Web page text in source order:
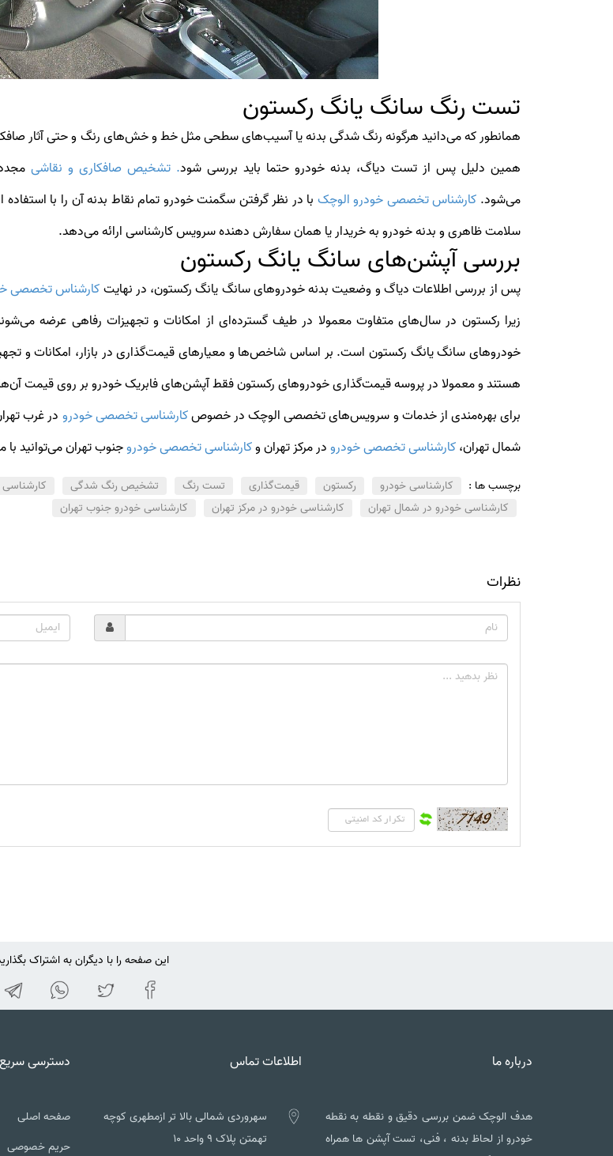
تست رنگ سانگ یانگ رکستون
همانطور که می‌دانید هرگونه رنگ شدگی بدنه یا آسیب‌های سطحی مثل خط و خش‌های رنگ و حتی آثار
همین دلیل پس از تست دیاگ، بدنه خودرو حتما باید بررسی شود. تشخیص صافکاری و نقاشی
می‌شود. کارشناس تخصصی خودرو الوچک با در نظر گرفتن سگمنت خودرو تمام نقاط بدنه آن را با
سلامت ظاهری و بدنه خودرو به خریدار یا همان سفارش دهنده سرویس کارشناسی ارائه می‌دهد.
بررسی آپشن‌های سانگ یانگ رکستون
پس از بررسی اطلاعات دیاگ و وضعیت بدنه خودروهای سانگ یانگ رکستون، در نهایتکارشناس تخصصی
زیرا رکستون در سال‌های متفاوت معمولا در طیف گسترده‌ای از امکانات و تجهیزات رفاهی عرضه
خودروهای سانگ یانگ رکستون است. بر اساس شاخص‌ها و معیارهای قیمت‌گذاری در بازار، امکانات و
هستند و معمولا در پروسه قیمت‌گذاری خودروهای رکستون فقط آپشن‌های فابریک خودرو بر روی قیمت آن‌ها
برای بهره‌مندی از خدمات و سرویس‌های تخصصی الوچک در خصوصکارشناسی تخصصی خودرو در غرب
شمال تهران،کارشناسی تخصصی خودرودر مرکز تهران وکارشناسی تخصصی خودروجنوب تهران می‌توانید
برچسب ها : کارشناسی خودرو رکستون قیمت‌گذاری تست رنگ تشخیص رنگ شدگی
کارشناسی خودرو در شمال تهران
کارشناسی خودرو در مرکز تهران کارشناسی خودرو جنوب تهران
نظرات
این صفحه را با دیگران به اشتراک
درباره ما
هدف الوچک ضمن بررسی دقیق و نقطه به نقطه
خودرو از لحاظ بدنه ، فنی، تست آپشن ها همراه
اطلاعات تماس
سهروردی شمالی بالا تر ازمطهری کوچه
تهمتن پلاک ۹ واحد ۱۰
دسترسی سریع
صفحه اصلی
حریم خصوصی